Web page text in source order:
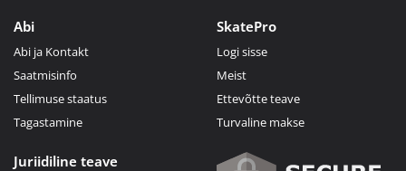
Abi
Abi ja Kontakt
Saatmisinfo
Tellimuse staatus
Tagastamine
SkatePro
Logi sisse
Meist
Ettevõtte teave
Turvaline makse
Juriidiline teave